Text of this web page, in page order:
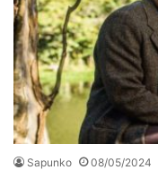
Sapunko 08/05/2024